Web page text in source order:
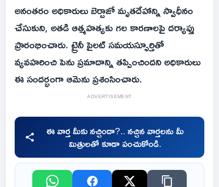
అనంతరం అధికారులు బెర్టాజో మృతదేహాన్ని స్వాధీనం
చేసుకుని, అతడి ఆత్మహత్యకు గల కారణాలపై దర్యాప్తు
ప్రారంభించారు. ట్రైనీ పైలట్ సమయస్ఫూర్తితో
వ్యవహరించి పెను ప్రమాదాన్ని తప్పించిందని అధికారులు
ఈ సందర్భంగా ఆమెను ప్రశంసించారు.
ADVERTISEMENT
ఈ వార్త మీకు నచ్చిందా?.. నచ్చిన వార్తలను మీ
మిత్రులతో కూడా పంచుకోండి.